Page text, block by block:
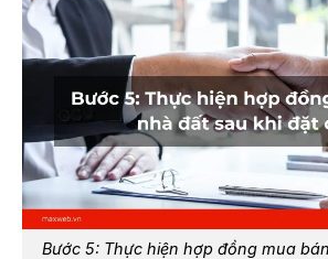
Bước 5: Thực hiện hợp đồng mua